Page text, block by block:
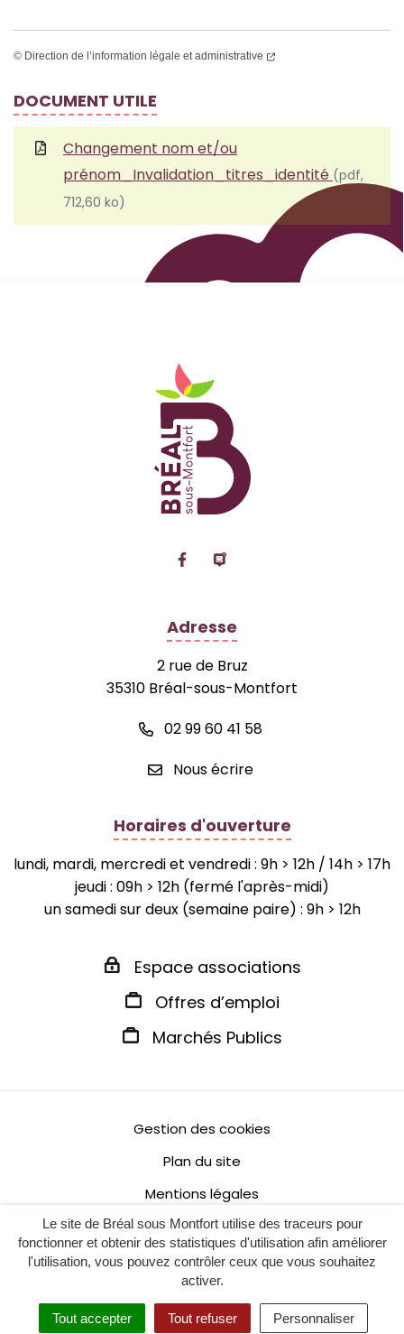
Le site de Bréal sous Montfort utilise des traceurs pour
fonctionner et obtenir des statistiques d'utilisation afin améliorer
l'utilisation, vous pouvez contrôler ceux que vous souhaitez
activer.
Tout accepter Tout refuser Personnaliser
RECHERCHE
© Direction de l’information légale et administrative
DOCUMENT UTILE
Changement nom et/ou
prénom_Invalidation_titres_identité (pdf,
712,60 ko)
Lien vers le compte Facebook
Lien vers la page
Adresse
2 rue de Bruz
35310 Bréal-sous-Montfort
02 99 60 41 58
Nous écrire
Horaires d'ouverture
lundi, mardi, mercredi et vendredi : 9h > 12h / 14h > 17h
jeudi : 09h > 12h (fermé l'après-midi)
un samedi sur deux (semaine paire) : 9h > 12h
Espace associations
Offres d’emploi
Marchés Publics
Gestion des cookies
Plan du site
Mentions légales
Politique de confidentialité
Accessibilité : non conforme